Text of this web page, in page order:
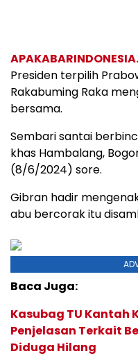
Presiden terpilih
Rakabuming Raka
bersama.
Sembari santai
khas Hambalang,
(8/6/2024) sore.
Gibran hadir
abu bercorak itu
Baca Juga:
Kasubag TU Kantah
Penjelasan Terkait
Diduga Hilang